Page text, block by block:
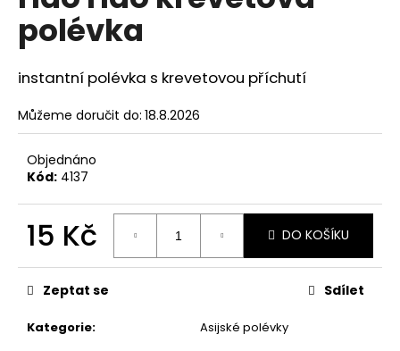
5
hvězdiček.
polévka
instantní polévka s krevetovou příchutí
Můžeme doručit do: 18.8.2026
Objednáno
Kód: 4137
15 Kč
cena:
DO KOŠÍKU
Kategorie: Asijské polévky
Zeptat se Sdílet
a
j
í
t
?
HLEDAT
D
p